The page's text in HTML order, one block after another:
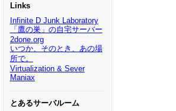
Links
Infinite D Junk Laboratory
「鷹の巣」の自宅サーバー
2done.org
いつか、そのとき、あの場
所で。
Virtualization & Sever
Maniax
とあるサーバルーム